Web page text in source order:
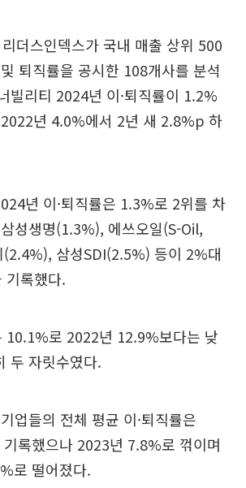
더스인덱스가 국내 매출 상위 500
퇴직률을 공시한 108개사를 분석
빌리티 2024년 이·퇴직률이 1.2%
년 4.0%에서 2년 새 2.8%p 하
년 이·퇴직률은 1.3%로 2위를 차
성생명(1.3%), 에쓰오일(S-Oil,
삼성SDI(2.5%) 등이 2%대
기록했다.
10.1%로 2022년 12.9%보다는 낮
두 자릿수였다.
업들의 전체 평균 이·퇴직률은
록했으나 2023년 7.8%로 꺾이며
로 떨어졌다.